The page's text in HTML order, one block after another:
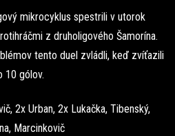
mikrocyklus spestrili v utorok
z druholigového Šamorína.
tento duel zvládli, keď zvíťazili
10 gólov.
2x Urban, 2x Lukačka, Tibenský,
Marcinkovič